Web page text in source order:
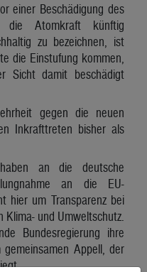
einer Beschädigung des
die Atomkraft künftig
zu bezeichnen, ist
die Einstufung kommen,
Sicht damit beschädigt
gegen die neuen
Inkrafttreten bisher als
haben an die deutsche
an die EU-
hier um Transparenz bei
und Umweltschutz.
Bundesregierung ihre
Appell, der